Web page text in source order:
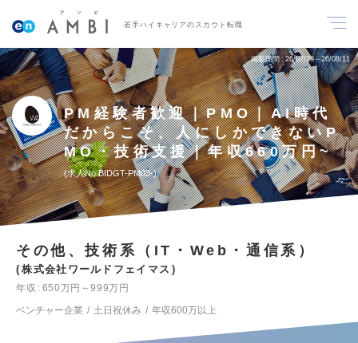
若手ハイキャリアのスカウト転職
掲載期間 26/07/29～26/08/11
PM経験者歓迎｜PMO｜AI時代
だからこそ、人にしかできないP
MO・技術支援｜年収660万円~
求人No.BIDGT-PM03-
その他、技術系（IT・Web・通信系）
株式会社ワールドフェイマス
年収
650万円～999万円
ベンチャー企業
土日祝休み 年収600万以上